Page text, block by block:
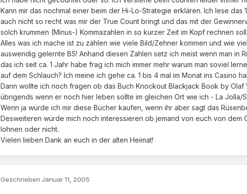
Kann mir das nochmal einer beim der Hi-Lo-Strategie erklären. Ich lese
auch nicht so recht was mir der True Count bringt und das mit der
solch krummen (Minus-) Kommazahlen in so kurzer Zeit im Kopf rechnen
Alles was ich mache ist zu zählen wie viele Bild/Zehner kommen und wie
auswendig gelernte BS! Anhand diesen Zahlen setz ich meist wenn man in
das ich seit ca. 1 Jahr habe frag ich mich immer mehr warum man soviel
auf dem Schlauch? Ich meine ich gehe ca. 1 bis 4 mal im Monat ins
Dann wollte ich noch fragen ob das Buch Knockout Blackjack Book by
übrigends wenn er noch hier leben sollte im gleichen Ort wie ich - La Jolla/
Wenn ja würde ich mir diese Bücher kaufen, wenn ihr aber sagt das
Desweiteren würde mich noch interessieren ob jemand von euch von
lohnen oder nicht.
Vielen lieben Dank an euch in der alten Heimat!
Geschrieben Januar 11, 2005